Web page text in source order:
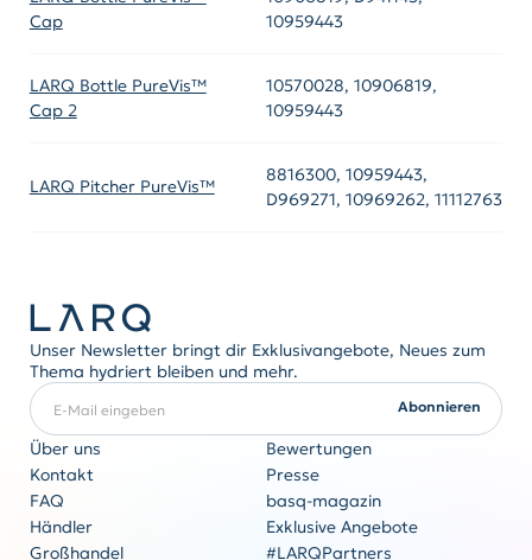
Cap
10959443
LARQ Bottle PureVis™
Cap 2
10570028, 10906819,
10959443
LARQ Pitcher PureVis™
8816300, 10959443,
D969271, 10969262, 11112763
Unser Newsletter bringt dir Exklusivangebote, Neues zum
Thema hydriert bleiben und mehr.
E-Mail eingeben
Abonnieren
Über uns
Bewertungen
Kontakt
Presse
FAQ
basq-magazin
Händler
Exklusive Angebote
Großhandel
#LARQPartners
Firmengeschenke
Originalität kommt nie aus der Mode